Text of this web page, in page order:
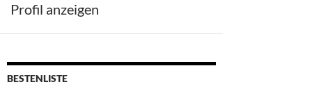
Profil anzeigen
BESTENLISTE